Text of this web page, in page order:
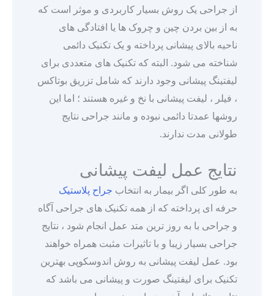
از جراحی یک روش بسیار کاربردی و موثر است که
به از بین بردن چین و چروک ها یا افتادگی های
ناحیه بالای پیشانی پرداخته و یک تکنیک دائمی
شناخته می شود. البته که تکنیک های متعددی برای
لیفتینگ پیشانی وجود دارند که شامل تزریق بوتاکس
، فیلر ، لیفت پیشانی با نخ و غیره هستند ؛ اما این
روشها عمدتا دائمی نبوده و مانند جراحی نتایج
طولانی مدت ندارند.
نتایج عمل لیفت پیشانی
به طور کلی اگر بیمار به انتخاب جراح پلاستیک
حرفه ای پرداخته که از همه تکنیک های جراحی آگاه
و جراحی با به روز ترین متد عمل انجام شود ، نتایج
جراحی بسیار زیبا و با تاثیرات مثبت همراه خواهند
بود. عمل لیفت پیشانی به روش اندوسکوپی بهترین
تکنیک برای لیفتینگ صورت و پیشانی می باشد که